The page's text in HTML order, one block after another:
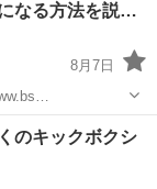
なる方法を説…
8月7日
のキックボクシ